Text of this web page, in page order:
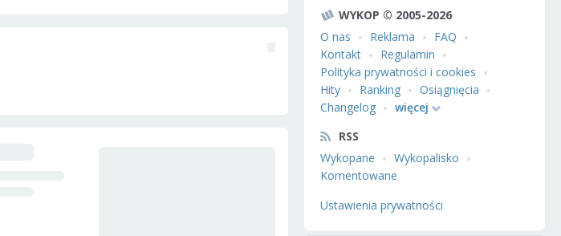
WYKOP © 2005-2026
O nas
Reklama
FAQ
Kontakt
Regulamin
Polityka prywatności i cookies
Hity
Ranking
Osiągnięcia
Changelog
więcej
RSS
Wykopane
Wykopalisko
Komentowane
Ustawienia prywatności